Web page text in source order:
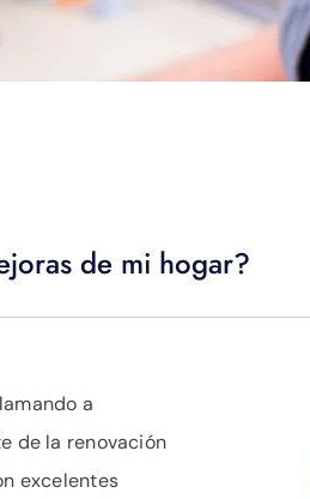
de mi hogar?
a
de la renovación
excelentes